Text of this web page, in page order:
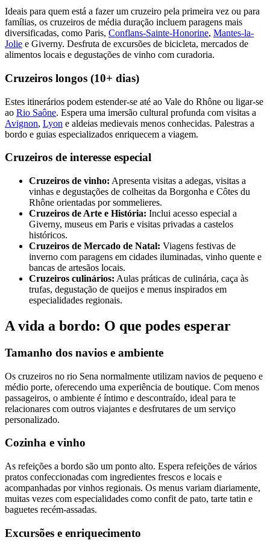
Ideais para quem está a fazer um cruzeiro pela primeira vez ou para
famílias, os cruzeiros de média duração incluem paragens mais
diversificadas, como Paris, Conflans-Sainte-Honorine, Mantes-la-
Jolie e Giverny. Desfruta de excursões de bicicleta, mercados de
alimentos locais e degustações de vinho com curadoria.
Cruzeiros longos (10+ dias)
Estes itinerários podem estender-se até ao Vale do Rhône ou ligar-se
ao Rio Saône. Espera uma imersão cultural profunda com visitas a
Avignon, Lyon e aldeias medievais menos conhecidas. Palestras a
bordo e guias especializados enriquecem a viagem.
Cruzeiros de interesse especial
Cruzeiros de vinho: Apresenta visitas a adegas, visitas a
vinhas e degustações de colheitas da Borgonha e Côtes du
Rhône orientadas por sommelieres.
Cruzeiros de Arte e História: Inclui acesso especial a
Giverny, museus em Paris e visitas privadas a castelos
históricos.
Cruzeiros de Mercado de Natal: Viagens festivas de
inverno com paragens em cidades iluminadas, vinho quente e
bancas de artesãos locais.
Cruzeiros culinários: Aulas práticas de culinária, caça às
trufas, degustação de queijos e menus inspirados em
especialidades regionais.
A vida a bordo: O que podes esperar
Tamanho dos navios e ambiente
Os cruzeiros no rio Sena normalmente utilizam navios de pequeno e
médio porte, oferecendo uma experiência de boutique. Com menos
passageiros, o ambiente é íntimo e descontraído, ideal para te
relacionares com outros viajantes e desfrutares de um serviço
personalizado.
Cozinha e vinho
As refeições a bordo são um ponto alto. Espera refeições de vários
pratos confeccionadas com ingredientes frescos e locais e
acompanhadas por vinhos regionais. Os menus variam diariamente,
muitas vezes com especialidades como confit de pato, tarte tatin e
baguetes recém-assadas.
Excursões e enriquecimento